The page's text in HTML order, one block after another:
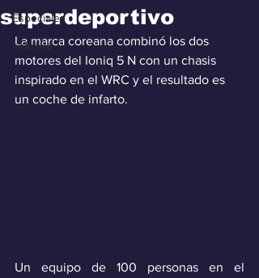
Especiales
Industra
superdeportivo
La marca coreana combinó los dos
motores del Ioniq 5 N con un chasis
inspirado en el WRC y el resultado es
un coche de infarto.
Un equipo de 100 personas en el